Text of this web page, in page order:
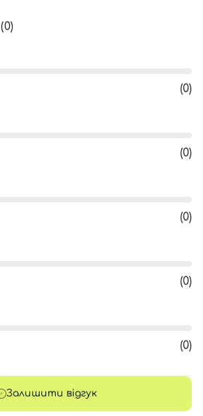
(0)
(0)
(0)
(0)
(0)
(0)
Залишити відгук